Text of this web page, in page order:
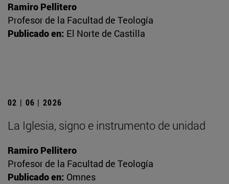
Ramiro Pellitero
Profesor de la Facultad de Teología
Publicado en: El Norte de Castilla
02 | 06 | 2026
La Iglesia, signo e instrumento de unidad
Ramiro Pellitero
Profesor de la Facultad de Teología
Publicado en: Omnes